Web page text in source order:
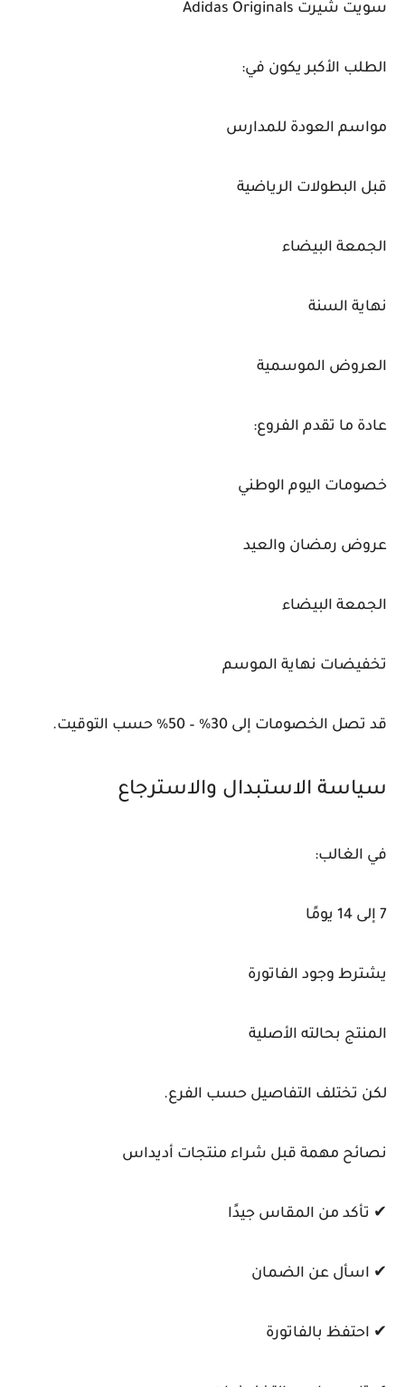
سويت شيرت Adidas Originals
الطلب الأكبر يكون في:
مواسم العودة للمدارس
قبل البطولات الرياضية
الجمعة البيضاء
نهاية السنة
العروض الموسمية
عادة ما تقدم الفروع:
خصومات اليوم الوطني
عروض رمضان والعيد
الجمعة البيضاء
تخفيضات نهاية الموسم
قد تصل الخصومات إلى 30% – 50% حسب التوقيت.
سياسة الاستبدال والاسترجاع
في الغالب:
7 إلى 14 يومًا
يشترط وجود الفاتورة
المنتج بحالته الأصلية
لكن تختلف التفاصيل حسب الفرع.
نصائح مهمة قبل شراء منتجات أديداس
✔ تأكد من المقاس جيدًا
✔ اسأل عن الضمان
✔ احتفظ بالفاتورة